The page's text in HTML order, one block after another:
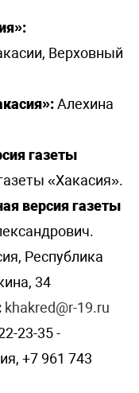
Верховный
Алехина
газеты
«Хакасия».
версия газеты
Республика
34
khakred@r-19.ru
23-35 -
+7 961 743